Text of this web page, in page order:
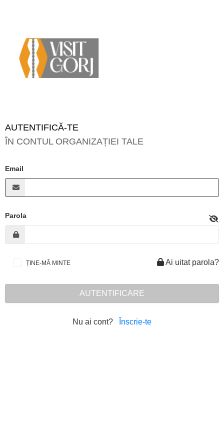
AUTENTIFICĂ-TE
ÎN CONTUL ORGANIZAȚIEI TALE
Email
Parola
ȚINE-MĂ MINTE Ai uitat parola?
AUTENTIFICARE
Nu ai cont? Înscrie-te